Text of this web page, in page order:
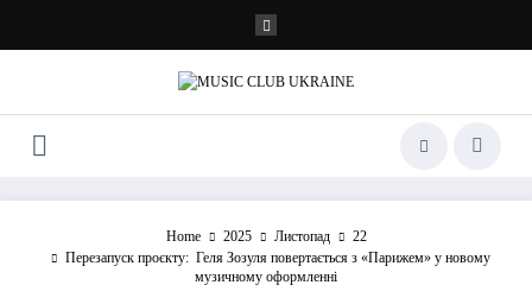
контенту
Home 2025 Листопад
22
Перезапуск проєкту: Геля Зозуля повертається з «Парижем» у новому
музичному оформленні